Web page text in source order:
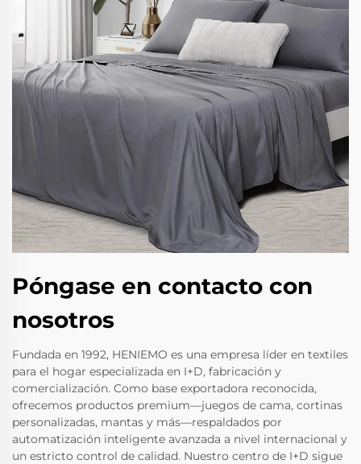
Póngase en contacto con
nosotros
Fundada en 1992, HENIEMO es una empresa líder en textiles
para el hogar especializada en I+D, fabricación y
comercialización. Como base exportadora reconocida,
ofrecemos productos premium—juegos de cama, cortinas
personalizadas, mantas y más—respaldados por
automatización inteligente avanzada a nivel internacional y
un estricto control de calidad. Nuestro centro de I+D sigue